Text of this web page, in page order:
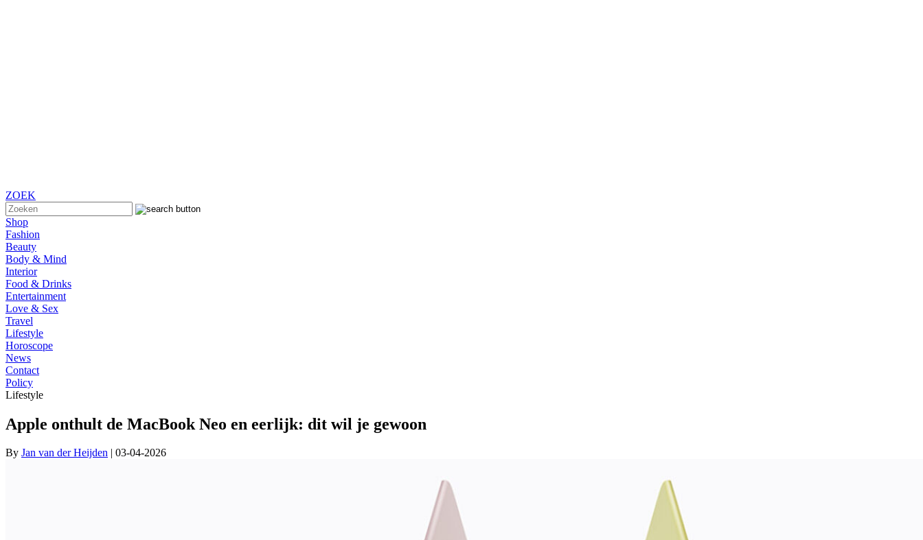
ZOEK
Shop
Fashion
Beauty
Body & Mind
Interior
Food & Drinks
Entertainment
Love & Sex
Travel
Lifestyle
Horoscope
News
Contact
Policy
Lifestyle
Apple onthult de MacBook Neo en eerlijk: dit wil je gewoon
By Jan van der Heijden | 03-04-2026